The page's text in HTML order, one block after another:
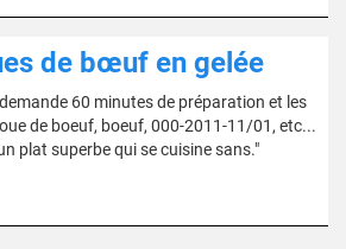
de bœuf en gelée
60 minutes de préparation et les
de boeuf, boeuf, 000-2011-11/01, etc...
plat superbe qui se cuisine sans."